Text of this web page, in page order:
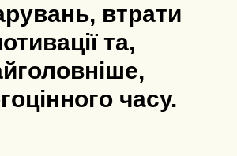
втрати
та,
часу.